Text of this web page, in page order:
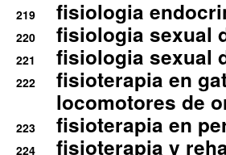
219 fisiologia
220 fisiologia sexual
221 fisiologia sexual
222
fisioterapia en
locomotores de
223 fisioterapia en
224
fisioterapia y